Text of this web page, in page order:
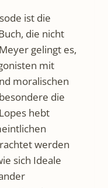
ist die
die nicht
gelingt es,
mit
moralischen
die
hebt
werden
sich Ideale